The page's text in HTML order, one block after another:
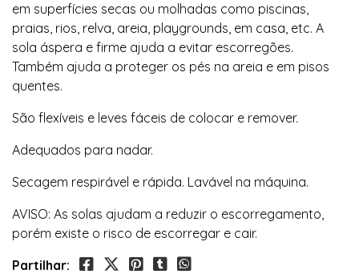
em superfícies secas ou molhadas como piscinas,
praias, rios, relva, areia, playgrounds, em casa, etc. A
sola áspera e firme ajuda a evitar escorregões.
Também ajuda a proteger os pés na areia e em pisos
quentes.
São flexíveis e leves fáceis de colocar e remover.
Adequados para nadar.
Secagem respirável e rápida. Lavável na máquina.
AVISO: As solas ajudam a reduzir o escorregamento,
porém existe o risco de escorregar e cair.
Partilhar: